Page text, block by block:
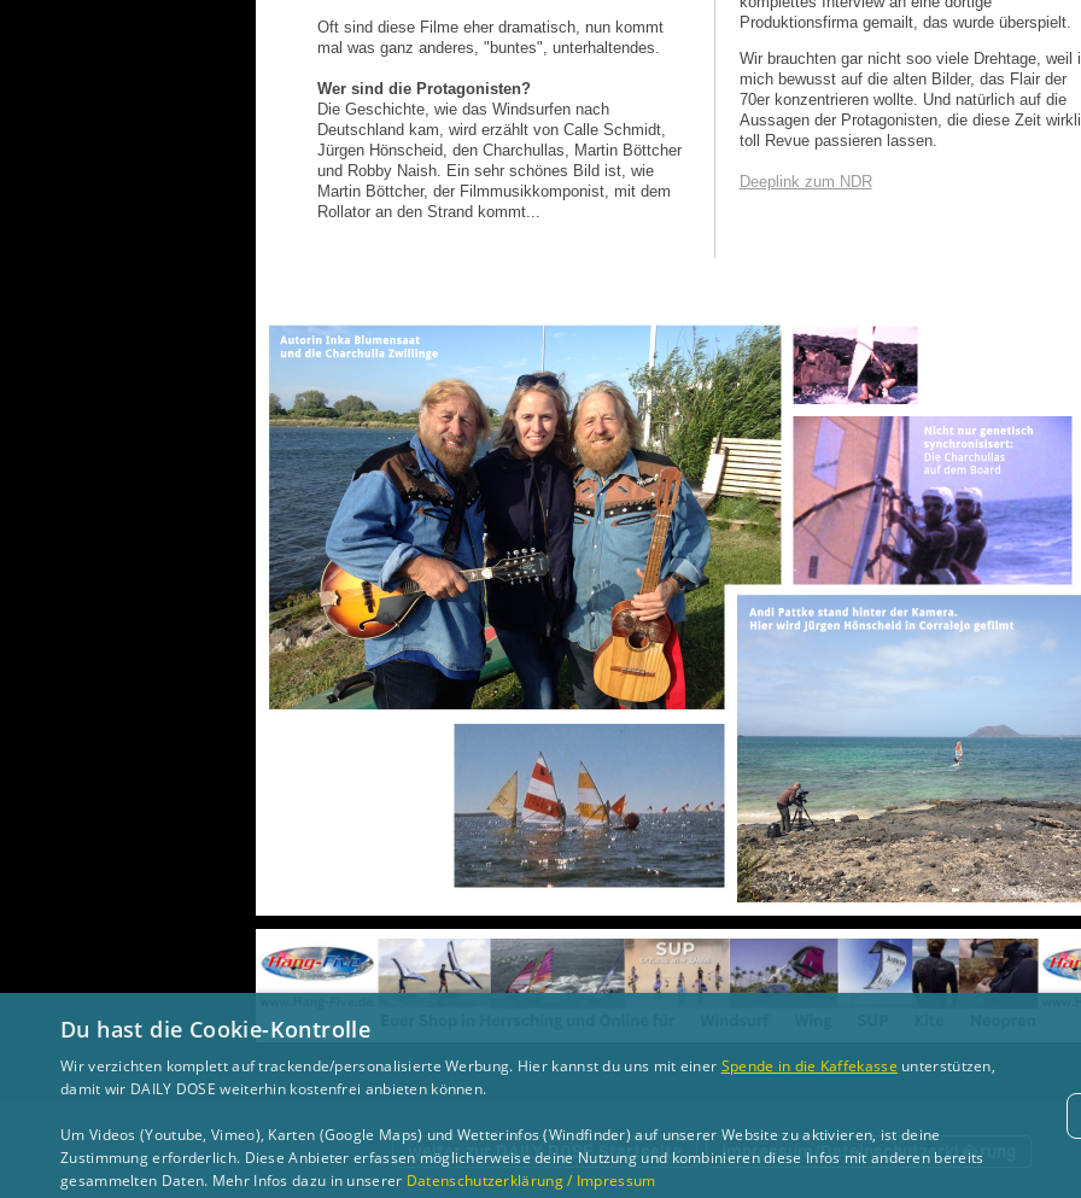
Oft sind diese Filme eher dramatisch, nun kommt
mal was ganz anderes, "buntes", unterhaltendes.
Wer sind die Protagonisten?
Die Geschichte, wie das Windsurfen nach
Deutschland kam, wird erzählt von Calle Schmidt,
Jürgen Hönscheid, den Charchullas, Martin Böttcher
und Robby Naish. Ein sehr schönes Bild ist, wie
Martin Böttcher, der Filmmusikkomponist, mit dem
Rollator an den Strand kommt...
Produktionsfirma gemailt, das wurde überspielt.
Wir brauchten gar nicht soo viele Drehtage, weil
mich bewusst auf die alten Bilder, das Flair der
70er konzentrieren wollte. Und natürlich auf die
Aussagen der Protagonisten, die diese Zeit
toll Revue passieren lassen.
Deeplink zum NDR
weiter zur DAILY DOSE Startseite Impressum/Dateinschutzerkl�rung
Du hast die Cookie-Kontrolle
Wir verzichten komplett auf trackende/personalisierte Werbung. Hier kannst du uns mit einer Spende in die Kaffekasse unterstützen,
damit wir DAILY DOSE weiterhin kostenfrei anbieten können.
Um Videos (Youtube, Vimeo), Karten (Google Maps) und Wetterinfos (Windfinder) auf unserer Website zu aktivieren, ist deine
Zustimmung erforderlich. Diese Anbieter erfassen möglicherweise deine Nutzung und kombinieren diese Infos mit anderen bereits
gesammelten Daten. Mehr Infos dazu in unserer Datenschutzerklärung / Impressum